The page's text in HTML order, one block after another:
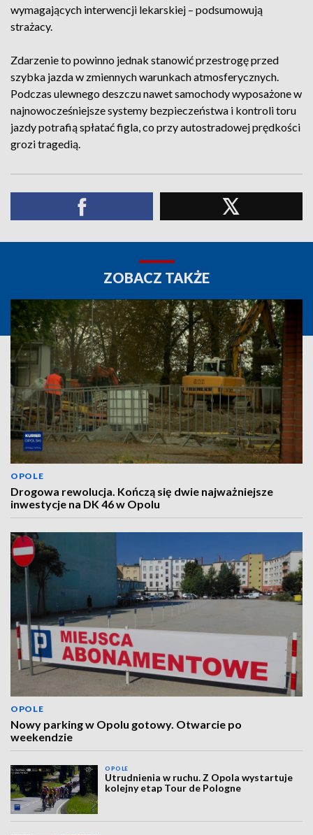
wymagających interwencji lekarskiej – podsumowują
strażacy.
Zdarzenie to powinno jednak stanowić przestrogę przed
szybka jazda w zmiennych warunkach atmosferycznych.
Podczas ulewnego deszczu nawet samochody wyposażone w
najnowocześniejsze systemy bezpieczeństwa i kontroli toru
jazdy potrafią spłatać figla, co przy autostradowej prędkości
grozi tragedią.
ZOBACZ TAKŻE
OPOLE
Drogowa rewolucja. Kończą się dwie najważniejsze
inwestycje na DK 46 w Opolu
OPOLE
Nowy parking w Opolu gotowy. Otwarcie po
weekendzie
OPOLE
Utrudnienia w ruchu. Z Opola wystartuje
kolejny etap Tour de Pologne